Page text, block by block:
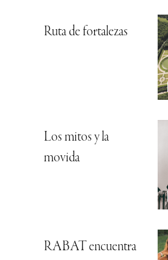
Ruta de fortalezas
Los mitos y la
movida
RABAT encuentra